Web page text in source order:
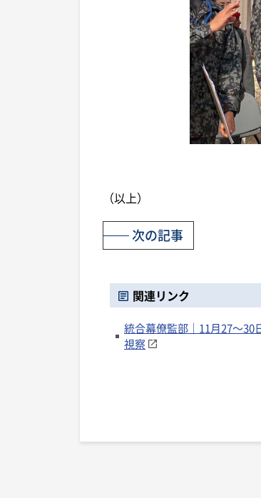
（以上）
次の記事
関連リンク
統合幕僚監部｜11月27～30
視察